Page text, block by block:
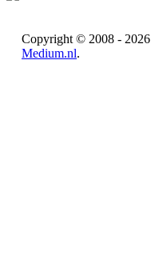
Copyright © 2008 - 2026
Medium.nl.